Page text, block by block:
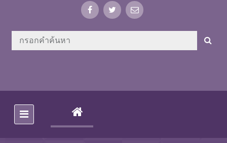
(CURRENT)